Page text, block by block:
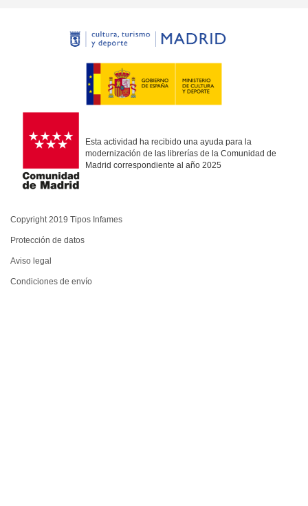
Esta actividad ha recibido una ayuda para la
modernización de las librerías de la Comunidad de
Madrid correspondiente al año 2025
Copyright 2019 Tipos Infames
Protección de datos
Aviso legal
Condiciones de envío